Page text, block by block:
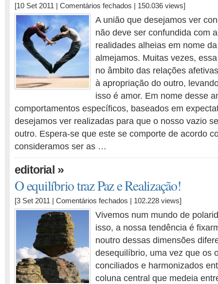
[10 Set 2011 | Comentários fechados em
–
Constuir
e
Destruir
| 150.036 views]
A união que desejamos ver
não deve ser confundida com
realidades alheias em nome
almejamos. Muitas vezes,
no âmbito das relações
à apropriação do outro,
isso é amor. Em nome desse
comportamentos específicos, baseados em
desejamos ver realizadas para que o nosso vazio
outro. Espera-se que este se comporte de acordo
consideramos ser as …
editorial»
O equilíbrio traz Paz e Realização!
[3 Set 2011 | Comentários fechados em
equilíbrio
traz
Paz
e
| 102.228 views]
Vivemos num mundo de
isso, a nossa tendência é
noutro dessas dimensões
desequilíbrio, uma vez que os
conciliados e harmonizados
coluna central que medeia